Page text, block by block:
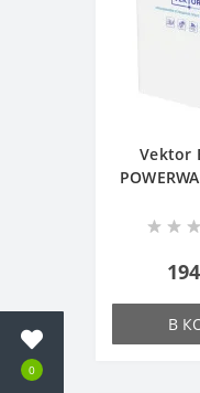
0
Vektor
В